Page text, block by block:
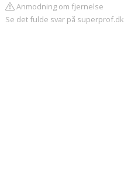
Anmodning om fjernelse
Se det fulde svar på superprof.dk